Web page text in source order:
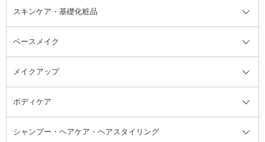
スキンケア・基礎化粧品
スキンケア・基礎化粧品全て
洗顔料
美容液
オールインワン化粧品 フェイスクリーム
ベースメイク
ベースメイク全て
BBクリーム
コンシーラー ファンデーション
メイクアップ
メイクアップ全て
まつげ美容液 つけまつげ
ボディケア
ボディケア全て
ボディソープ・ハンドソープ・石
けん
シャンプー・ヘアケア・ヘアスタイリング